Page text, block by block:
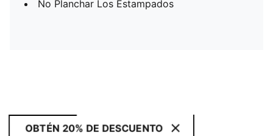
No Planchar Los Estampados
OBTÉN 20% DE DESCUENTO